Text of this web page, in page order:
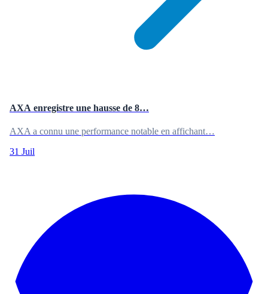
AXA enregistre une hausse de 8…
AXA a connu une performance notable en affichant…
31 Juil